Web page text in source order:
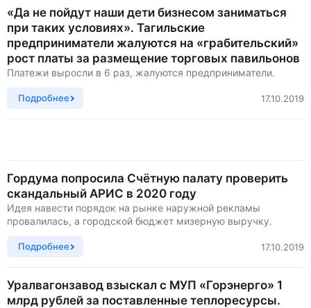
«Да не пойдут наши дети бизнесом заниматься
при таких условиях». Тагильские
предприниматели жалуются на «грабительский»
рост платы за размещение торговых павильонов
Платежи выросли в 6 раз, жалуются предприниматели.
Подробнее 17.10.2019
Гордума попросила Счётную палату проверить
скандальный АРИС в 2020 году
Идея навести порядок на рынке наружной рекламы
провалилась, а городской бюджет мизерную выручку.
Подробнее 17.10.2019
Уралвагонзавод взыскал с МУП «Горэнерго» 1
млрд рублей за поставленные теплоресурсы.